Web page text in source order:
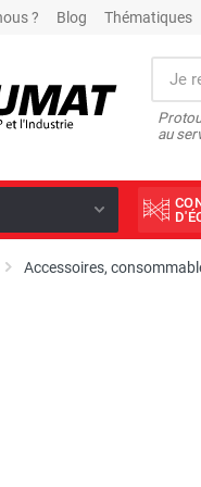
? Blog Thématiques
au
Accessoires,